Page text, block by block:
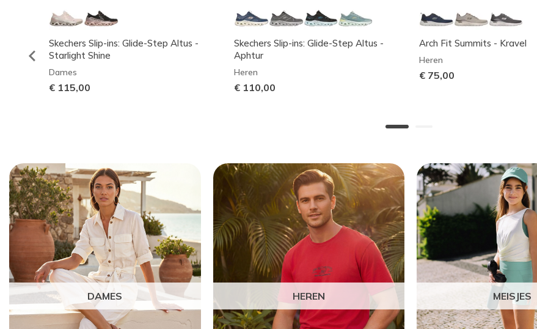
Skechers Slip-ins: Glide-Step Altus -
Starlight Shine
Dames
€ 115,00
Skechers Slip-ins: Glide-Step Altus -
Aphtur
Heren
€ 110,00
Arch Fit Summits - Kravel
Heren
€ 75,00
DAMES HEREN MEISJES